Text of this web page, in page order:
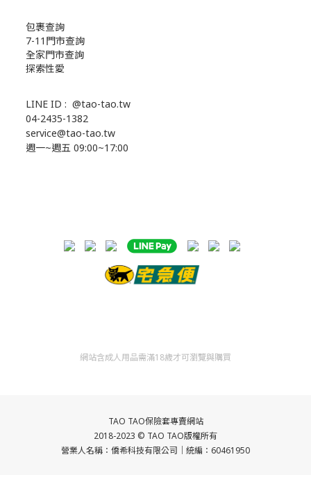
包裹查詢
7-11門市查詢
全家門市查詢
探索性愛
LINE ID : @tao-tao.tw
04-2435-1382
service@tao-tao.tw
週一~週五 09:00~17:00
網站含成人用品需滿18歲才可瀏覽與購買
TAO TAO保險套專賣網站
2018-2023 © TAO TAO版權所有
營業人名稱：僑希科技有限公司｜統編：60461950